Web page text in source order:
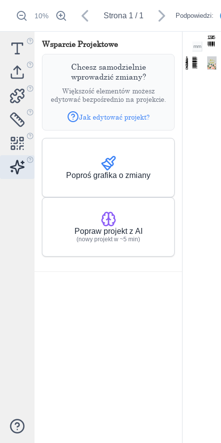
10% Strona 1 / 1 Podpowiedzi:
Wsparcie Projektowe
Chcesz samodzielnie
wprowadzić zmiany?
Większość elementów możesz
edytować bezpośrednio na projekcie.
Jak edytować projekt?
Poproś grafika o zmiany
Popraw projekt z AI
(nowy projekt w ~5 min)
12345
1
2
3
4
5
6
7
8
mm